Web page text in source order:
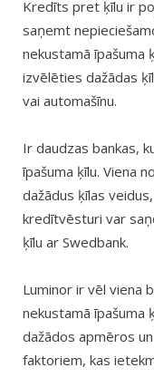
Kredīts pret ķīlu ir
saņemt
nekustamā īpašuma
izvēlēties dažādas
vai automašīnu.
Ir daudzas bankas,
īpašuma ķīlu. Viena
dažādus ķīlas
kredītvēsturi var
ķīlu ar Swedbank.
Luminor ir vēl viena
nekustamā īpašuma
dažādos apmēros
faktoriem, kas